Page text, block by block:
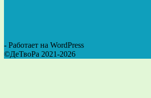
- Работает на WordPress
©ДеТвоРа 2021-2026